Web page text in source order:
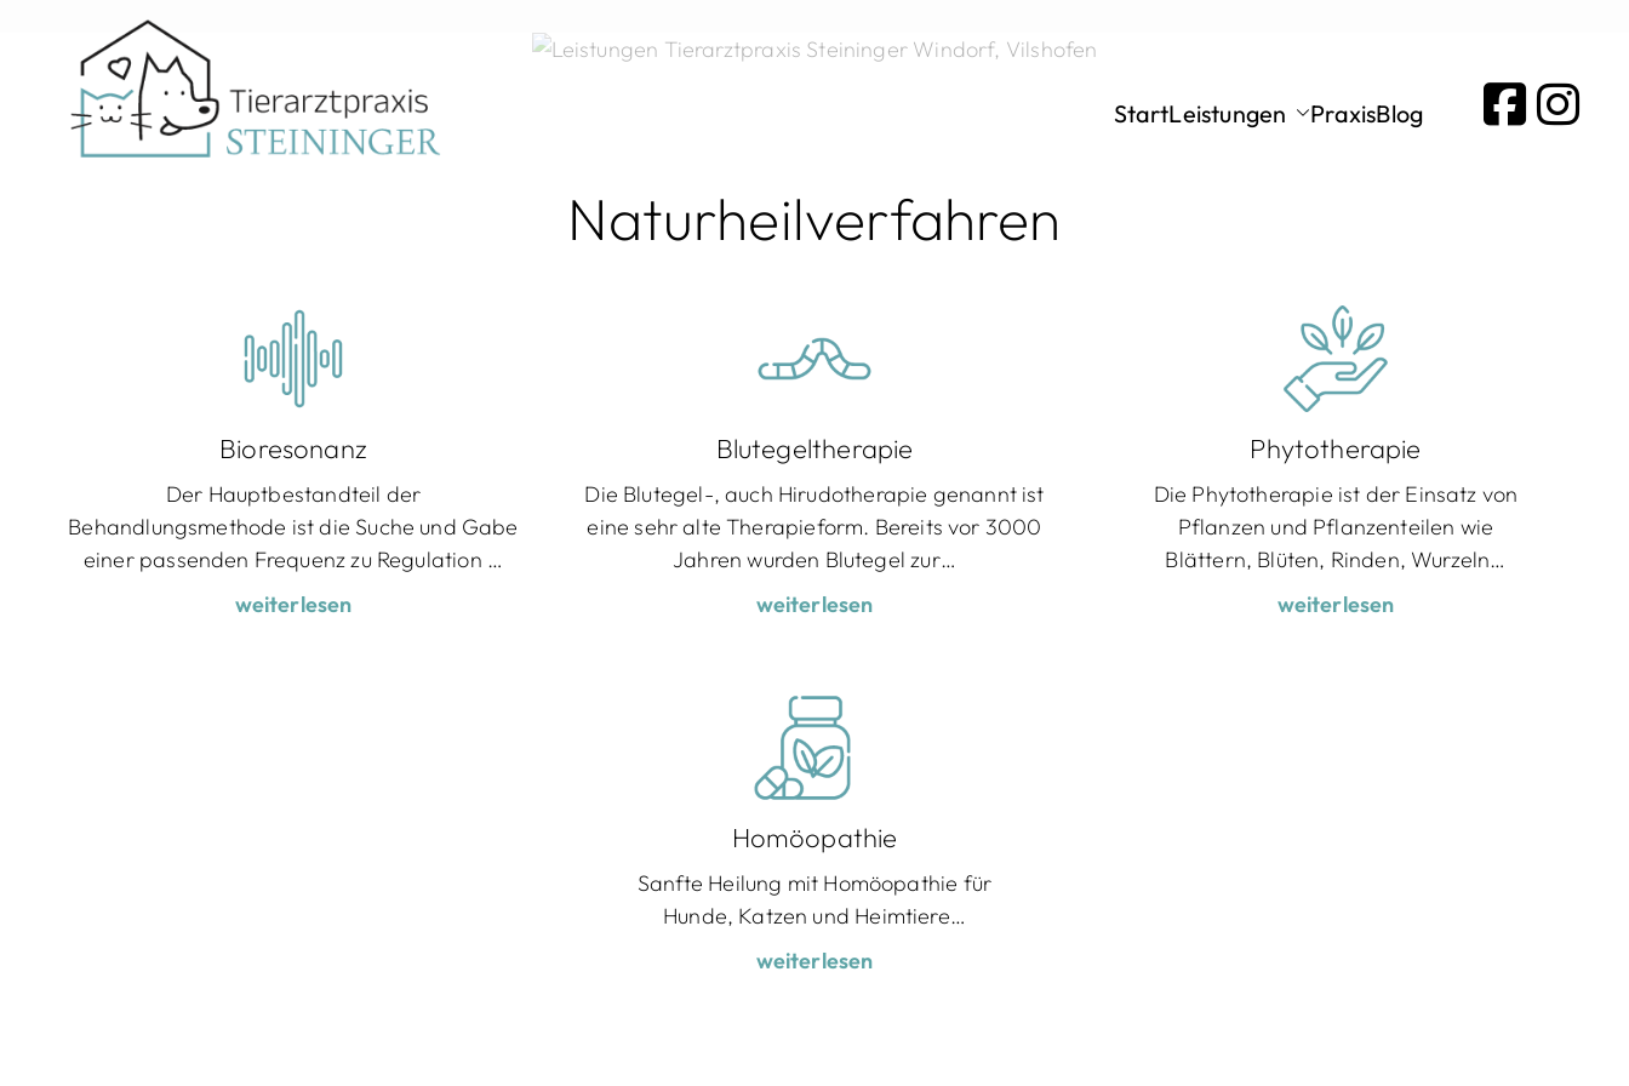
springen
Tierarztpraxis Steininger
Windorf, Vilshofen
StartLeistungen PraxisBlog
Naturheilverfahren
Bioresonanz
Der Hauptbestandteil der
Behandlungsmethode ist die Suche und Gabe
einer passenden Frequenz zu Regulation …
weiterlesen
Blutegeltherapie
Die Blutegel-, auch Hirudotherapie genannt ist
eine sehr alte Therapieform. Bereits vor 3000
Jahren wurden Blutegel zur…
weiterlesen
Phytotherapie
Die Phytotherapie ist der Einsatz von
Pflanzen und Pflanzenteilen wie
Blättern, Blüten, Rinden, Wurzeln…
weiterlesen
Homöopathie
Sanfte Heilung mit Homöopathie für
Hunde, Katzen und Heimtiere…
weiterlesen